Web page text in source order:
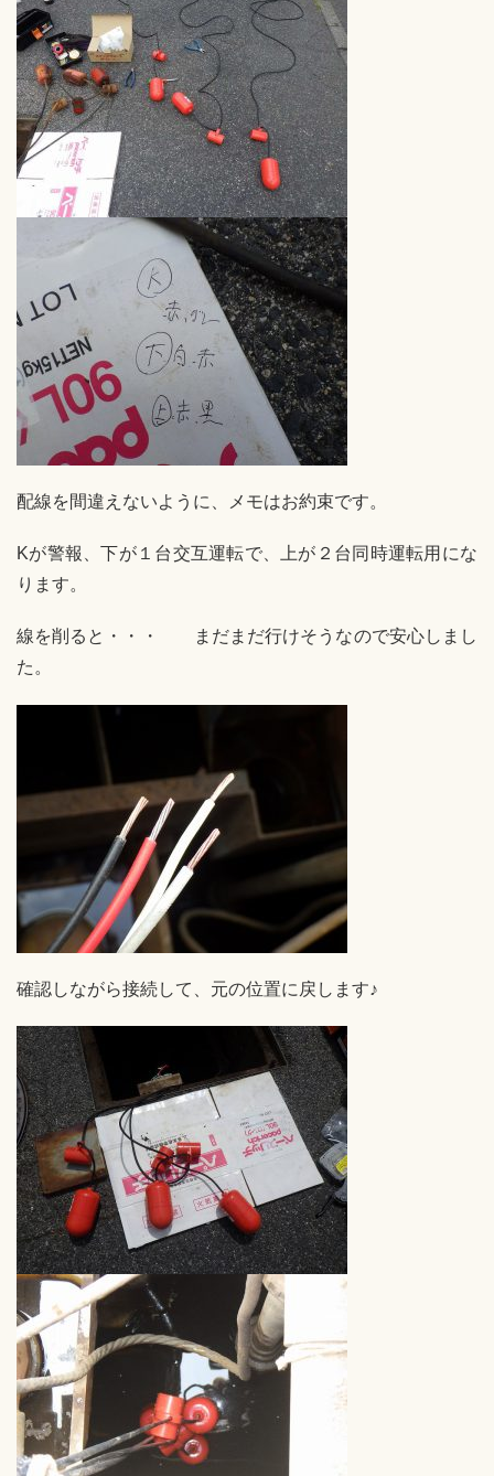
配線を間違えないように、メモはお約束です。
Kが警報、下が１台交互運転で、上が２台同時運転用にな
ります。
線を削ると・・・ まだまだ行けそうなので安心しまし
た。
確認しながら接続して、元の位置に戻します♪